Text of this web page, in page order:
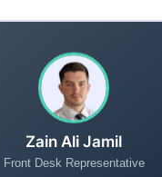
Zain Ali Jamil
Front Desk Representative